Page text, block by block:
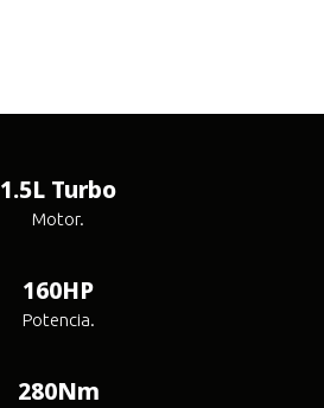
1.5L Turbo
Motor.
160HP
Potencia.
280Nm